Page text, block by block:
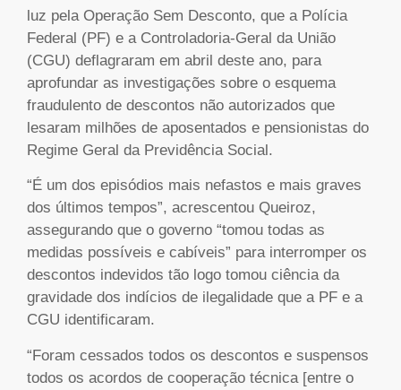
luz pela Operação Sem Desconto, que a Polícia
Federal (PF) e a Controladoria-Geral da União
(CGU) deflagraram em abril deste ano, para
aprofundar as investigações sobre o esquema
fraudulento de descontos não autorizados que
lesaram milhões de aposentados e pensionistas do
Regime Geral da Previdência Social.
“É um dos episódios mais nefastos e mais graves
dos últimos tempos”, acrescentou Queiroz,
assegurando que o governo “tomou todas as
medidas possíveis e cabíveis” para interromper os
descontos indevidos tão logo tomou ciência da
gravidade dos indícios de ilegalidade que a PF e a
CGU identificaram.
“Foram cessados todos os descontos e suspensos
todos os acordos de cooperação técnica [entre o